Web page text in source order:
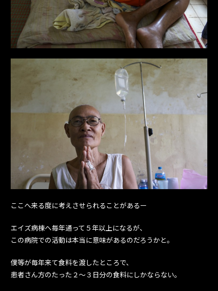
ここへ来る度に考えさせられることがあるー
エイズ病棟へ毎年通って５年以上になるが、
この病院での活動は本当に意味があるのだろうかと。
僕等が毎年来て食料を渡したところで、
患者さん方のたった２～３日分の食料にしかならない。